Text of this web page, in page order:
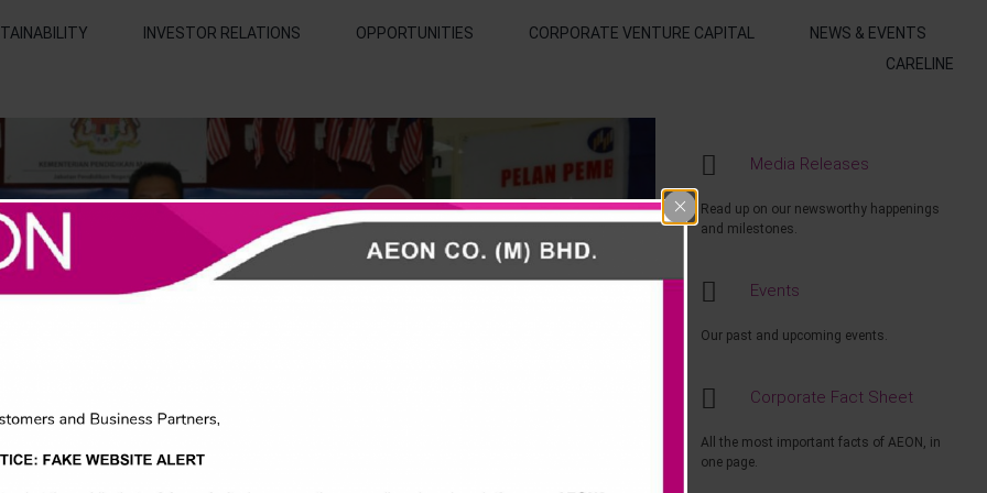
INVESTOR RELATIONS OPPORTUNITIES CORPORATE VENTURE CAPITAL
NEWS & EVENTS
CARELINE
Media Releases
Read up on our newsworthy happenings
and milestones.
Events
Our past and upcoming events.
Corporate Fact Sheet
All the most important facts of AEON, in
one page.